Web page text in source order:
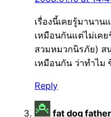
เรื่องนี้เคยรู้มานาน
เหมือนกันแต่ไม่เค
สวมหมวกนิรภัย) ส
เหมือนกัน ว่าทำไม
Reply
fat dog father